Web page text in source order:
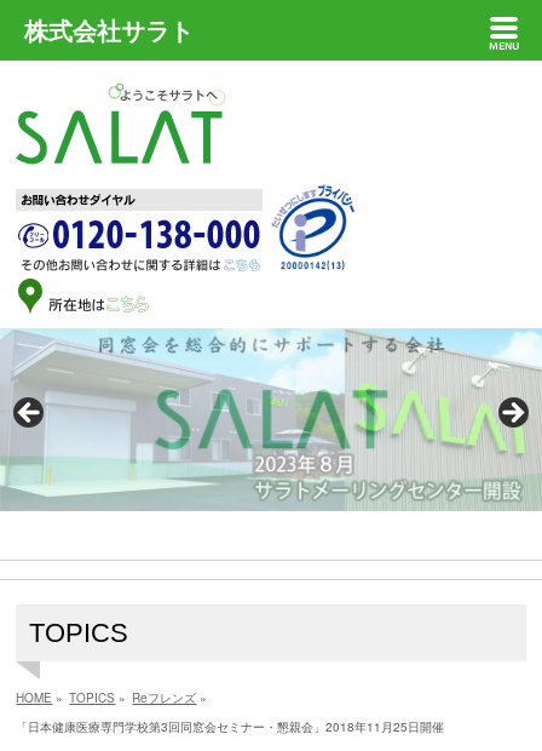
TOPICS
HOME » TOPICS » Reフレンズ »
「日本健康医療専門学校第3回同窓会セミナー・懇親会」2018年11月25日開催
株式会社サラト